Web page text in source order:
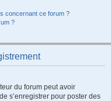
concernant ce forum ?
?
du forum peut avoir
s’enregistrer pour poster des